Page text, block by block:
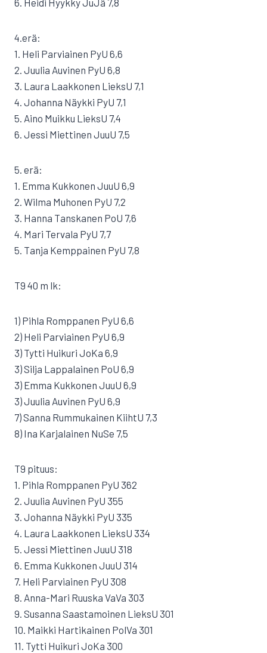
6. Heidi Hyykky JuJä 7,8
4.erä:
1. Heli Parviainen PyU 6,6
2. Juulia Auvinen PyU 6,8
3. Laura Laakkonen LieksU 7,1
4. Johanna Näykki PyU 7,1
5. Aino Muikku LieksU 7,4
6. Jessi Miettinen JuuU 7,5
5. erä:
1. Emma Kukkonen JuuU 6,9
2. Wilma Muhonen PyU 7,2
3. Hanna Tanskanen PoU 7,6
4. Mari Tervala PyU 7,7
5. Tanja Kemppainen PyU 7,8
T9 40 m lk:
1) Pihla Romppanen PyU 6,6
2) Heli Parviainen PyU 6,9
3) Tytti Huikuri JoKa 6,9
3) Silja Lappalainen PoU 6,9
3) Emma Kukkonen JuuU 6,9
3) Juulia Auvinen PyU 6,9
7) Sanna Rummukainen KiihtU 7,3
8) Ina Karjalainen NuSe 7,5
T9 pituus:
1. Pihla Romppanen PyU 362
2. Juulia Auvinen PyU 355
3. Johanna Näykki PyU 335
4. Laura Laakkonen LieksU 334
5. Jessi Miettinen JuuU 318
6. Emma Kukkonen JuuU 314
7. Heli Parviainen PyU 308
8. Anna-Mari Ruuska VaVa 303
9. Susanna Saastamoinen LieksU 301
10. Maikki Hartikainen PolVa 301
11. Tytti Huikuri JoKa 300